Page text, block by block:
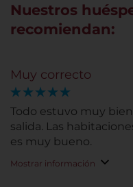
Nuestros
recomiendan:
Muy correcto
Todo estuvo muy
salida. Las
es muy bueno.
Mostrar información